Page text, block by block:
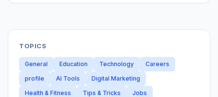
TOPICS
General Education Technology
Careers
profile
AI Tools
Digital Marketing
Health & Fitness
Tips & Tricks
Jobs